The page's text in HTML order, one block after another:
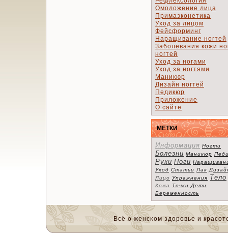
Омоложение лица
Примаэконетика
Уход за лицом
Фейсформинг
Наращивание ногтей
Заболевания кожи
ногтей
Уход за ногами
Уход за ногтями
Маникюр
Дизайн ногтей
Педикюр
Приложение
О сайте
МЕТКИ
Информация Ногти
Болезни Маникюр
Руки Ноги
Уход Статьи Лак
Лицо Упражнения Тело
Кожа Точки Дети
Беременность
Всё о женсκом здоровье и